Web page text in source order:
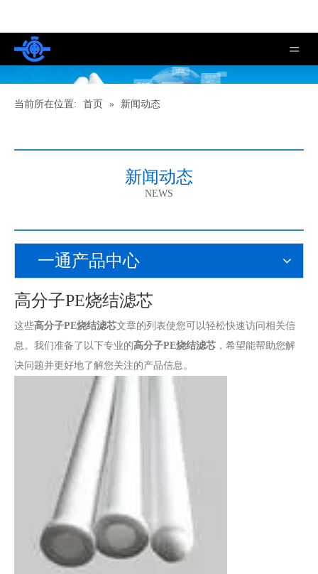
当前所在位置: 首页 » 新闻动态
新闻动态
NEWS
一通产品中心
高分子PE烧结滤芯
这些高分子PE烧结滤芯文章的列表使您可以轻松快速访问相关信
息。我们准备了以下专业的高分子PE烧结滤芯 ，希望能帮助您解
决问题并更好地了解您关注的产品信息。